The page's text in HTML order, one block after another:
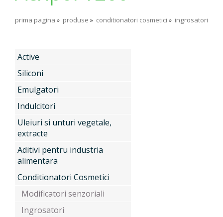
Emulgatori
Contact
prima pagina » produse » conditionatori cosmetici » ingrosatori
Active
Siliconi
Emulgatori
Indulcitori
Uleiuri si unturi vegetale,
extracte
Aditivi pentru industria
alimentara
Conditionatori Cosmetici
Modificatori senzoriali
Ingrosatori